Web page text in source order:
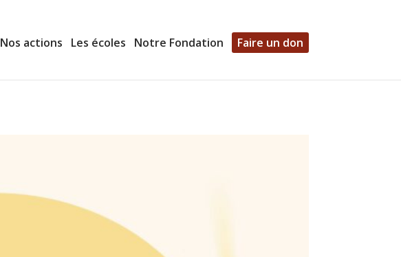
Nos actions Les écoles Notre Fondation Faire un don